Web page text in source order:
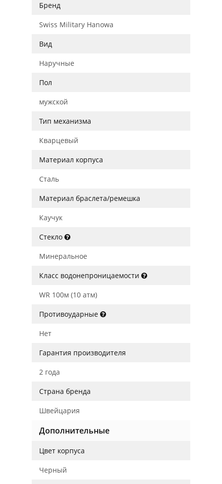
Бренд
Swiss Military Hanowa
Вид
Наручные
Пол
мужской
Тип механизма
Кварцевый
Материал корпуса
Сталь
Материал браслета/ремешка
Каучук
Стекло
Минеральное
Класс водонепроницаемости
WR 100м (10 атм)
Противоударные
Нет
Гарантия производителя
2 года
Страна бренда
Швейцария
Дополнительные
Цвет корпуса
Черный